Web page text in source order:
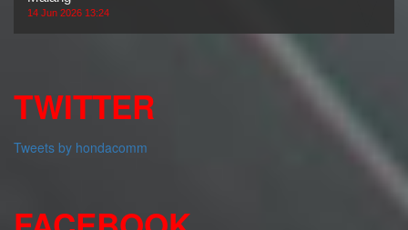
14 Jun 2026 13:24
TWITTER
Tweets by hondacomm